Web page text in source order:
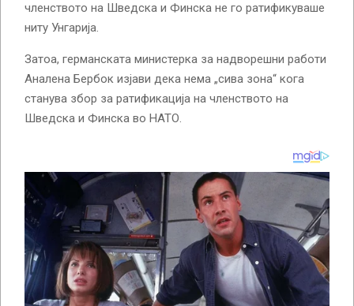
членството на Шведска и Финска не го ратификуваше
ниту Унгарија.
Затоа, германската министерка за надворешни работи
Аналена Бербок изјави дека нема „сива зона“ кога
станува збор за ратификација на членството на
Шведска и Финска во НАТО.